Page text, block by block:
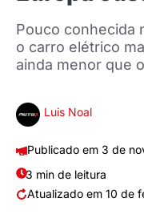
Pouco conhecida
o carro elétrico
ainda menor que
Luis Noal
3 de
3 min de leitura
10 de